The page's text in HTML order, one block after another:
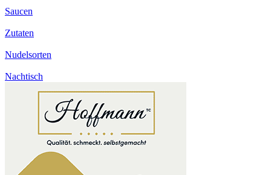
Saucen
Zutaten
Nudelsorten
Nachtisch